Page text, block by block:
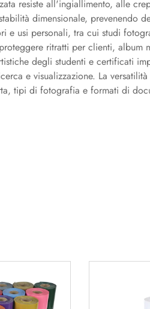
resiste all'ingiallimento, alle
dimensionale, prevenendo
usi personali, tra cui studi
ritratti per clienti, album
degli studenti e certificati
e visualizzazione. La
tipi di fotografia e formati di